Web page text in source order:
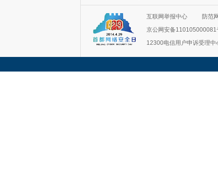
互联网举报中心
防范
京公网安备110105000081
12300电信用户申诉受理中